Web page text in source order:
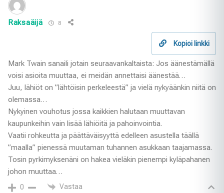
Raksaäijä 8
Kopioi linkki
Mark Twain sanaili jotain seuraavankaltaista: Jos äänestämällä
voisi asioita muuttaa, ei meidän annettaisi äänestää…
Juu, lähiöt on ”lähtöisin perkeleestä” ja vielä nykyäänkin niitä on
olemassa…
Nykyinen vouhotus jossa kaikkien halutaan muuttavan
kaupunkeihin vain lisää lähiöitä ja pahoinvointia.
Vaatii rohkeutta ja päättäväisyyttä edelleen asustella täällä
”maalla” pienessä muutaman tuhannen asukkaan taajamassa.
Tosin pyrkimyksenäni on hakea vieläkin pienempi kyläpahanen
johon muuttaa…
0 Vastaa